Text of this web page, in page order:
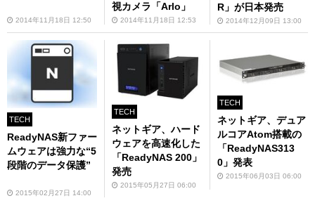
2014年11月18日 12:50
視カメラ「Arlo」
2014年11月18日 12:53
R」が日本発売
2014年12月09日 13:00
TECH
ReadyNAS新ファー
ムウェアは強力な“5
段階のデータ保護”
2015年02月27日 14:00
TECH
ネットギア、ハード
ウェアを高速化した
「ReadyNAS 200」
発売
2015年05月27日 06:00
TECH
ネットギア、デュア
ルコアAtom搭載の
「ReadyNAS313
0」発表
2015年06月03日 06:00